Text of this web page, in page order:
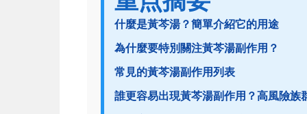
什麼是黃芩湯？簡單介紹它的用途
為什麼要特別關注黃芩湯副作用？
常見的黃芩湯副作用列表
誰更容易出現黃芩湯副作用？高風險族